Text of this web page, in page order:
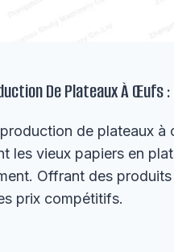
De Plateaux À Œufs
de plateaux
les vieux papiers en
Offrant des
prix compétitifs.